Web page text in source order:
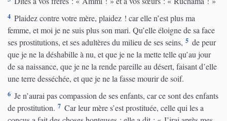
4 Plaidez contre votre mère, plaidez ! car elle n’est plus ma
femme, et moi je ne suis plus son mari. Qu’elle éloigne de sa face
ses prostitutions, et ses adultères du milieu de ses seins, 5 de peur
que je ne la déshabille à nu, et que je ne la mette telle qu’au jour
de sa naissance, que je ne la rende pareille au désert, faisant d’elle
une terre desséchée, et que je ne la fasse mourir de soif.
6 Je n’aurai pas compassion de ses enfants, car ce sont des enfants
de prostitution. 7 Car leur mère s’est prostituée, celle qui les a